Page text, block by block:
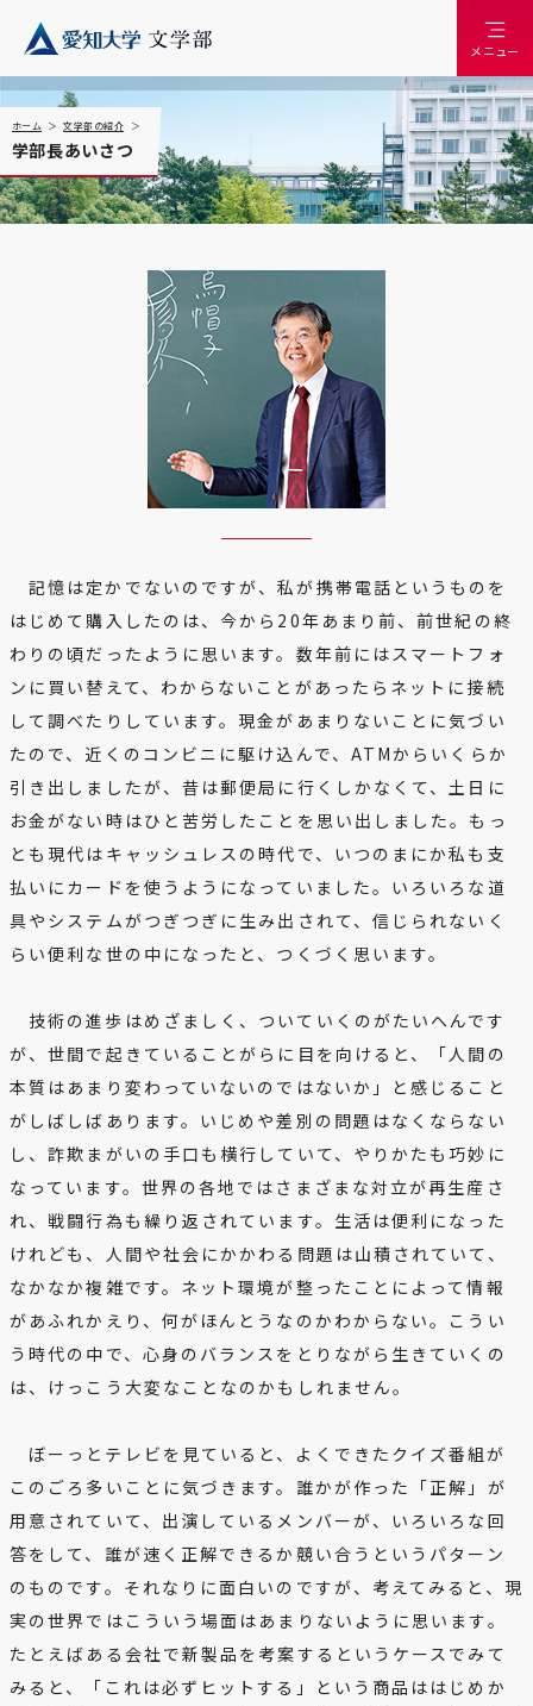
メニュー
ホーム 文学部の紹介
学部長あいさつ
記憶は定かでないのですが、私が携帯電話というものを
はじめて購入したのは、今から20年あまり前、前世紀の終
わりの頃だったように思います。数年前にはスマートフォ
ンに買い替えて、わからないことがあったらネットに接続
して調べたりしています。現金があまりないことに気づい
たので、近くのコンビニに駆け込んで、ATMからいくらか
引き出しましたが、昔は郵便局に行くしかなくて、土日に
お金がない時はひと苦労したことを思い出しました。もっ
とも現代はキャッシュレスの時代で、いつのまにか私も支
払いにカードを使うようになっていました。いろいろな道
具やシステムがつぎつぎに生み出されて、信じられないく
らい便利な世の中になったと、つくづく思います。
技術の進歩はめざましく、ついていくのがたいへんです
が、世間で起きていることがらに目を向けると、「人間の
本質はあまり変わっていないのではないか」と感じること
がしばしばあります。いじめや差別の問題はなくならない
し、詐欺まがいの手口も横行していて、やりかたも巧妙に
なっています。世界の各地ではさまざまな対立が再生産さ
れ、戦闘行為も繰り返されています。生活は便利になった
けれども、人間や社会にかかわる問題は山積されていて、
なかなか複雑です。ネット環境が整ったことによって情報
があふれかえり、何がほんとうなのかわからない。こうい
う時代の中で、心身のバランスをとりながら生きていくの
は、けっこう大変なことなのかもしれません。
ぼーっとテレビを見ていると、よくできたクイズ番組が
このごろ多いことに気づきます。誰かが作った「正解」が
用意されていて、出演しているメンバーが、いろいろな回
答をして、誰が速く正解できるか競い合うというパターン
のものです。それなりに面白いのですが、考えてみると、現
実の世界ではこういう場面はあまりないように思います。
たとえばある会社で新製品を考案するというケースでみて
みると、「これは必ずヒットする」という商品ははじめか